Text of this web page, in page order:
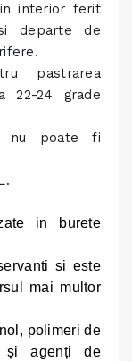
interior ferit
departe de
pastrarea
22-24 grade
nu poate fi
in burete
si este
mai multor
polimeri de
și agenți de